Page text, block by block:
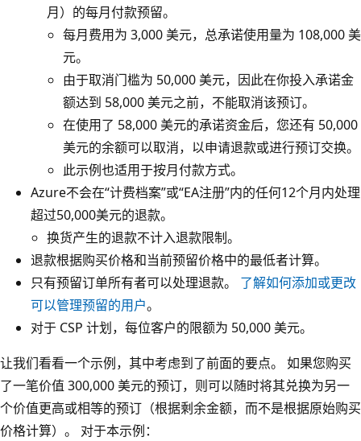
月）的每月付款预留。
每月费用为 3,000 美元，总承诺使用量为 108,000 美
元。
由于取消门槛为 50,000 美元，因此在你投入承诺金
额达到 58,000 美元之前，不能取消该预订。
在使用了 58,000 美元的承诺资金后，您还有 50,000
美元的余额可以取消，以申请退款或进行预订交换。
此示例也适用于按月付款方式。
Azure不会在“计费档案”或“EA注册”内的任何12个月内处理
超过50,000美元的退款。
换货产生的退款不计入退款限制。
退款根据购买价格和当前预留价格中的最低者计算。
只有预留订单所有者可以处理退款。 了解如何添加或更改
可以管理预留的用户。
对于 CSP 计划，每位客户的限额为 50,000 美元。
让我们看看一个示例，其中考虑到了前面的要点。 如果您购买
了一笔价值 300,000 美元的预订，则可以随时将其兑换为另一
个价值更高或相等的预订（根据剩余金额，而不是根据原始购买
价格计算）。 对于本示例：